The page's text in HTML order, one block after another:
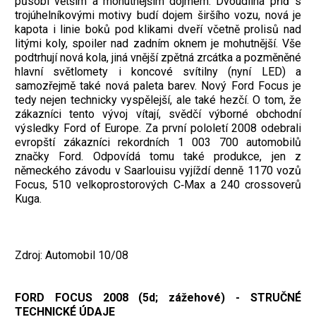
trojúhelníkovými motivy budí dojem širšího vozu, nová je
kapota i linie boků pod klikami dveří včetně prolisů nad
litými koly, spoiler nad zadním oknem je mohutnější. Vše
podtrhují nová kola, jiná vnější zpětná zrcátka a pozměněné
hlavní světlomety i koncové svítilny (nyní LED) a
samozřejmě také nová paleta barev. Nový Ford Focus je
tedy nejen technicky vyspělejší, ale také hezčí. O tom, že
zákazníci tento vývoj vítají, svědčí výborné obchodní
výsledky Ford of Europe. Za první pololetí 2008 odebrali
evropští zákazníci rekordních 1 003 700 automobilů
značky Ford. Odpovídá tomu také produkce, jen z
německého závodu v Saarlouisu vyjíždí denně 1170 vozů
Focus, 510 velkoprostorových C‑Max a 240 crossoverů
Kuga.
Zdroj: Automobil 10/08
FORD FOCUS 2008 (5d; zážehové) - STRUČNÉ
TECHNICKÉ ÚDAJE